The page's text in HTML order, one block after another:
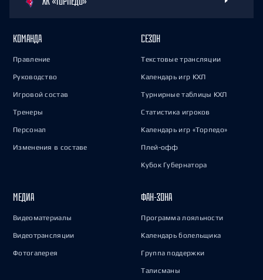
КОМАНДА
Правление
Руководство
Игровой состав
Тренеры
Персонал
Изменения в составе
СЕЗОН
Текстовые трансляции
Календарь игр КХЛ
Турнирные таблицы КХЛ
Статистика игроков
Календарь игр «Торпедо»
Плей-офф
Кубок Губернатора
МЕДИА
Видеоматериалы
Видеотрансляции
Фотогалерея
ФАН-ЗОНА
Программа лояльности
Календарь болельщика
Группа поддержки
Талисманы